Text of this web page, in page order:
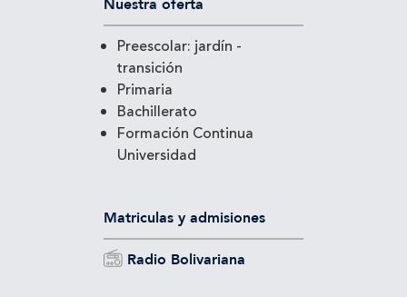
Nuestra oferta
Preescolar: jardín -
transición
Primaria
Bachillerato
Formación Continua
Universidad
Matriculas y admisiones
Radio Bolivariana